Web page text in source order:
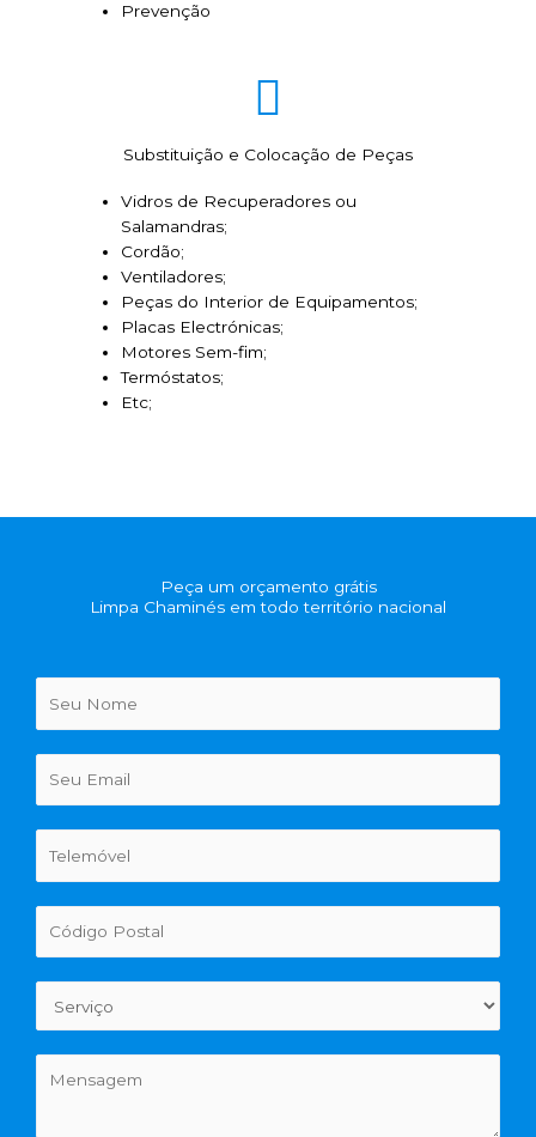
Prevenção
Substituição e Colocação de Peças
Vidros de Recuperadores ou
Salamandras;
Cordão;
Ventiladores;
Peças do Interior de Equipamentos;
Placas Electrónicas;
Motores Sem-fim;
Termóstatos;
Etc;
Peça um orçamento grátis
Limpa Chaminés em todo território nacional